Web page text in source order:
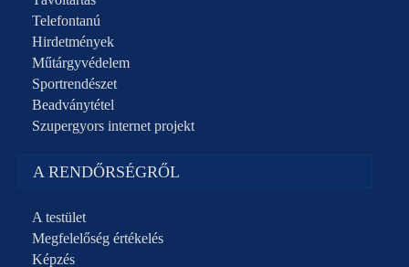
Telefontanú
Hirdetmények
Műtárgyvédelem
Sportrendészet
Beadványtétel
Szupergyors internet projekt
A RENDŐRSÉGRŐL
A testület
Megfelelőség értékelés
Képzés